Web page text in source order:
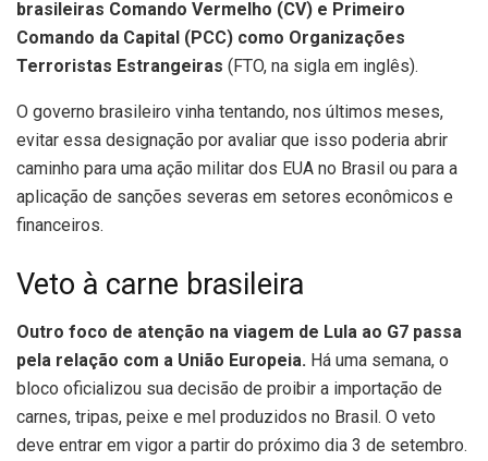
brasileiras Comando Vermelho (CV) e Primeiro
Comando da Capital (PCC) como Organizações
Terroristas Estrangeiras (FTO, na sigla em inglês).
O governo brasileiro vinha tentando, nos últimos meses,
evitar essa designação por avaliar que isso poderia abrir
caminho para uma ação militar dos EUA no Brasil ou para a
aplicação de sanções severas em setores econômicos e
financeiros.
Veto à carne brasileira
Outro foco de atenção na viagem de Lula ao G7 passa
pela relação com a União Europeia. Há uma semana, o
bloco oficializou sua decisão de proibir a importação de
carnes, tripas, peixe e mel produzidos no Brasil. O veto
deve entrar em vigor a partir do próximo dia 3 de setembro.